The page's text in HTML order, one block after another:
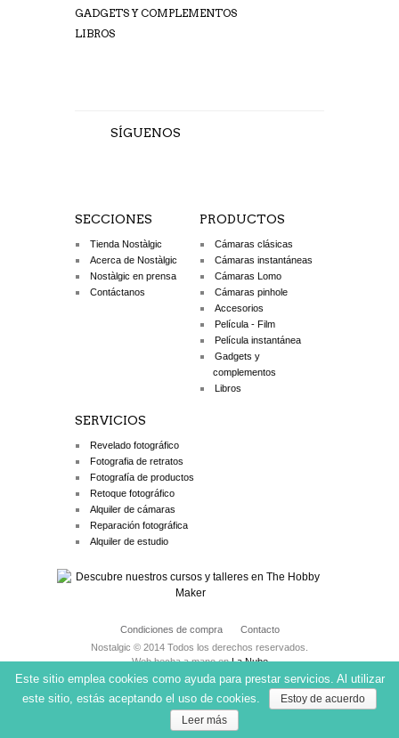
GADGETS Y COMPLEMENTOS
LIBROS
SÍGUENOS
SECCIONES
Tienda Nostàlgic
Acerca de Nostàlgic
Nostàlgic en prensa
Contáctanos
PRODUCTOS
Cámaras clásicas
Cámaras instantáneas
Cámaras Lomo
Cámaras pinhole
Accesorios
Película - Film
Película instantánea
Gadgets y
complementos
Libros
SERVICIOS
Revelado fotográfico
Fotografia de retratos
Fotografía de productos
Retoque fotográfico
Alquiler de cámaras
Reparación fotográfica
Alquiler de estudio
Condiciones de compra
Contacto
Nostalgic © 2014 Todos los derechos reservados.
Web hecha a mano enLa Nube
Este sitio emplea cookies como ayuda para prestar servicios. Al utilizar
este sitio, estás aceptando el uso de cookies.
Estoy de acuerdo
Leer más